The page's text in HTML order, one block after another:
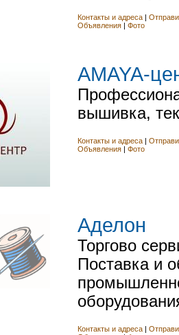
Контакты и адреса |
Объявления | Фото
AMAYA-
вышивка,
Контакты и адреса |
Объявления | Фото
Aделон
Торгово
Поставка и
Контакты и адреса |